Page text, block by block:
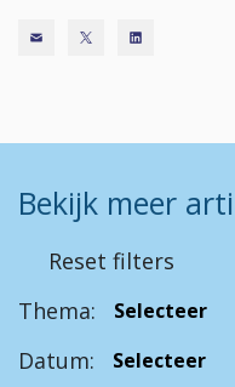
Bekijk meer
Reset filters
Thema:
Datum: